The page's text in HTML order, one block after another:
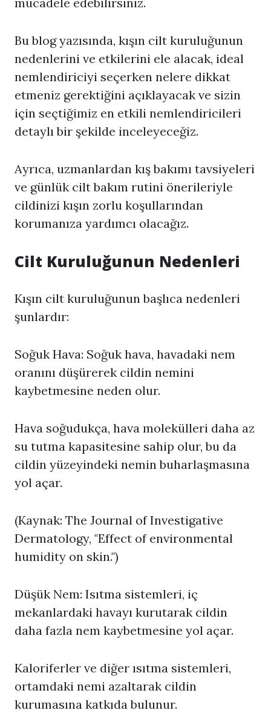
Bu blog yazısında, kışın cilt kuruluğunun
nedenlerini ve etkilerini ele alacak, ideal
nemlendiriciyi seçerken nelere dikkat
etmeniz gerektiğini açıklayacak ve sizin
için seçtiğimiz en etkili nemlendiricileri
detaylı bir şekilde inceleyeceğiz.
Ayrıca, uzmanlardan kış bakımı tavsiyeleri
ve günlük cilt bakım rutini önerileriyle
cildinizi kışın zorlu koşullarından
korumanıza yardımcı olacağız.
Cilt Kuruluğunun Nedenleri
Kışın cilt kuruluğunun başlıca nedenleri
şunlardır:
Soğuk Hava: Soğuk hava, havadaki nem
oranını düşürerek cildin nemini
kaybetmesine neden olur.
Hava soğudukça, hava molekülleri daha az
su tutma kapasitesine sahip olur, bu da
cildin yüzeyindeki nemin buharlaşmasına
yol açar.
(Kaynak: The Journal of Investigative
Dermatology, "Effect of environmental
humidity on skin.")
Düşük Nem: Isıtma sistemleri, iç
mekanlardaki havayı kurutarak cildin
daha fazla nem kaybetmesine yol açar.
Kaloriferler ve diğer ısıtma sistemleri,
ortamdaki nemi azaltarak cildin
kurumasına katkıda bulunur.